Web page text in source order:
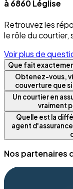
à 6860 Léglise
Retrouvez les
le rôle du
Voir plus de
Que fait
Obtenez-vous,
couverture que
Un courtier en
vraiment
Quelle est la
agent
Nos partenaires